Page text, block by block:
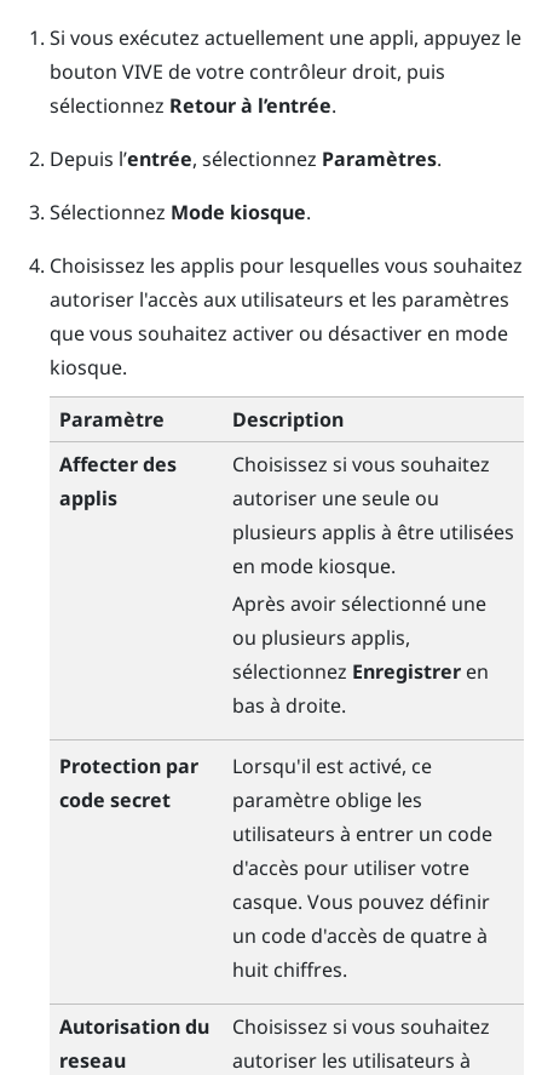
Si vous exécutez actuellement une appli, appuyez le
bouton VIVE de votre contrôleur droit, puis
sélectionnez Retour à l’entrée.
Depuis l’entrée, sélectionnez Paramètres.
Sélectionnez Mode kiosque.
Choisissez les applis pour lesquelles vous souhaitez
autoriser l'accès aux utilisateurs et les paramètres
que vous souhaitez activer ou désactiver en mode
kiosque.
Paramètre
Description
Affecter des
applis
Choisissez si vous souhaitez
autoriser une seule ou
plusieurs applis à être utilisées
en mode kiosque.
Après avoir sélectionné une
ou plusieurs applis,
sélectionnez Enregistreren
bas à droite.
Protection par
code secret
Lorsqu'il est activé, ce
paramètre oblige les
utilisateurs à entrer un code
d'accès pour utiliser votre
casque. Vous pouvez définir
un code d'accès de quatre à
huit chiffres.
Autorisation du
reseau
Choisissez si vous souhaitez
autoriser les utilisateurs à